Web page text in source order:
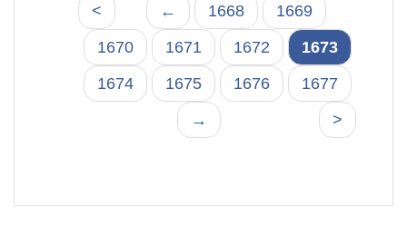
←
< 1668
1669
1670
1671 1672
1673
1674
1675 1676
1677
>
→